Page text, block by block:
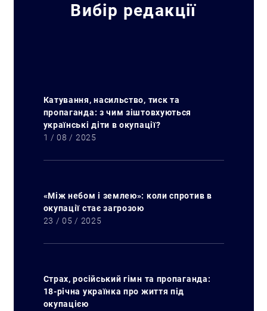
Вибір редакції
Катування, насильство, тиск та
пропаганда: з чим зіштовхуються
українські діти в окупації?
1 / 08 / 2025
«Між небом і землею»: коли спротив в
окупації стає загрозою
23 / 05 / 2025
Страх, російський гімн та пропаганда:
18-річна українка про життя під
окупацією